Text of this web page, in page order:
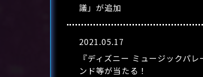
議」が追加
2021.05.17
『ディズニー ミュージックパ
ンド等が当たる！